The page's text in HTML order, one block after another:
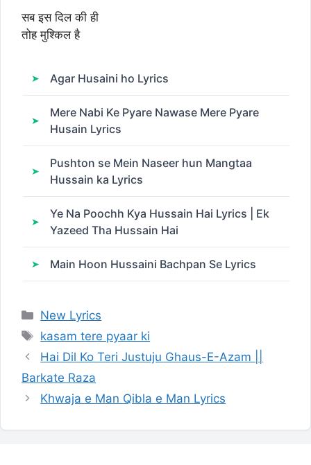
सब इस दिल की ही
तोह मुश्किल है
Agar Husaini ho Lyrics
Mere Nabi Ke Pyare Nawase Mere Pyare
Husain Lyrics
Pushton se Mein Naseer hun Mangtaa
Hussain ka Lyrics
Ye Na Poochh Kya Hussain Hai Lyrics | Ek
Yazeed Tha Hussain Hai
Main Hoon Hussaini Bachpan Se Lyrics
Categories
New Lyrics
Tags
kasam tere pyaar ki
Hai Dil Ko Teri Justuju Ghaus-E-Azam ||
Barkate Raza
Khwaja e Man Qibla e Man Lyrics